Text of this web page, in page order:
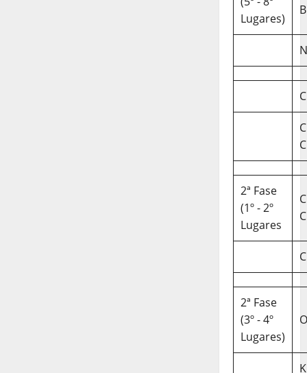
Lugares)
B
C
2ª Fase
(1º - 2º
Lugares
C
2ª Fase
(3º - 4º
Lugares)